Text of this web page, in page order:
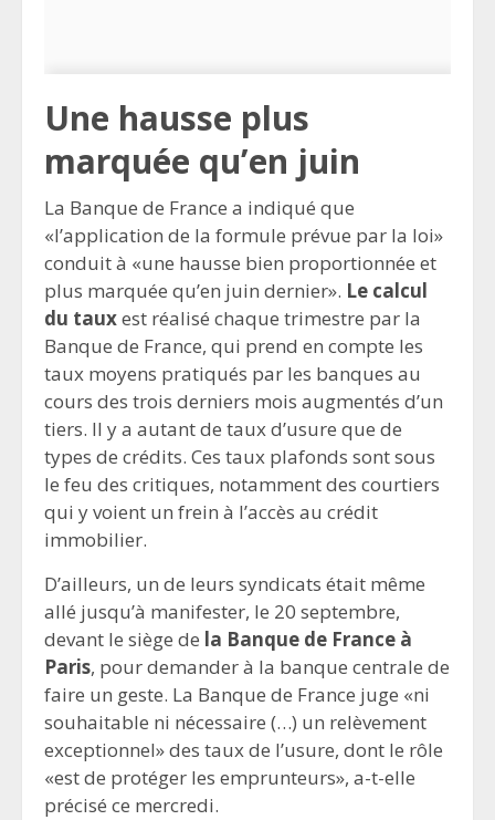
Une hausse plus
marquée qu’en juin
La Banque de France a indiqué que
«l’application de la formule prévue par la loi»
conduit à «une hausse bien proportionnée et
plus marquée qu’en juin dernier». Le calcul
du tauxest réalisé chaque trimestre par la
Banque de France, qui prend en compte les
taux moyens pratiqués par les banques au
cours des trois derniers mois augmentés d’un
tiers. Il y a autant de taux d’usure que de
types de crédits. Ces taux plafonds sont sous
le feu des critiques, notamment des courtiers
qui y voient un frein à l’accès au crédit
immobilier.
D’ailleurs, un de leurs syndicats était même
allé jusqu’à manifester, le 20 septembre,
devant le siège de la Banque de France à
Paris, pour demander à la banque centrale de
faire un geste. La Banque de France juge «ni
souhaitable ni nécessaire (…) un relèvement
exceptionnel» des taux de l’usure, dont le rôle
«est de protéger les emprunteurs», a-t-elle
précisé ce mercredi.